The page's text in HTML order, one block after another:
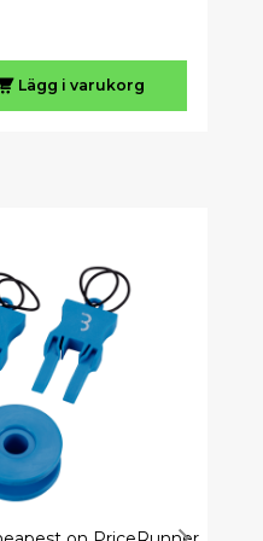
Lägg i varukorg